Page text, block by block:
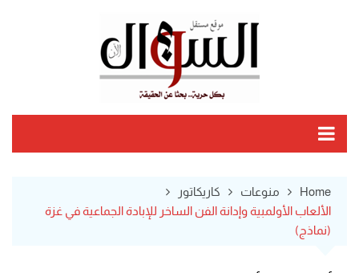
Home منوعات
كاريكاتور
الألعاب الأولمبية وإدانة الفن الساخر للإبادة الجماعية في غزة
(نماذج)